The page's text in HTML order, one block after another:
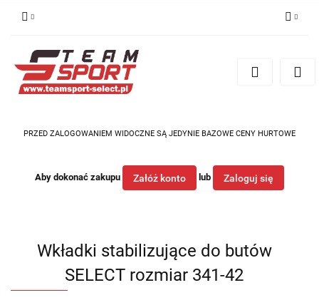
Zarejestruj się
PRZED ZALOGOWANIEM WIDOCZNE SĄ JEDYNIE BAZOWE CENY HURTOWE
Aby dokonać zakupu Załóż konto lub Zaloguj się
Wkładki stabilizujące do butów
SELECT rozmiar 341-42